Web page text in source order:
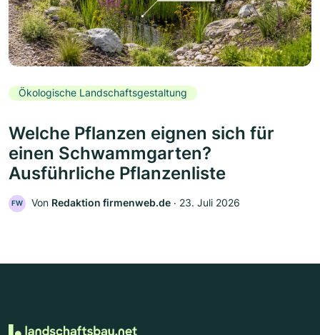
Ökologische Landschaftsgestaltung
Welche Pflanzen eignen sich für
einen Schwammgarten?
Ausführliche Pflanzenliste
FW Von Redaktion firmenweb.de ‧ 23. Juli 2026